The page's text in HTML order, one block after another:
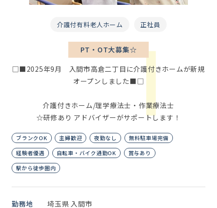
介護付有料老人ホーム 正社員
PT・OT大募集☆
□■2025年9月 入間市高倉二丁目に介護付きホームが新規
オープンしました■□
介護付きホーム/理学療法士・作業療法士
☆研修あり アドバイザーがサポートします！
ブランクOK 主婦歓迎 夜勤なし
無料駐車場完備
経験者優遇
自転車・バイク通勤OK
賞与あり
駅から徒歩圏内
勤務地
埼玉県 入間市